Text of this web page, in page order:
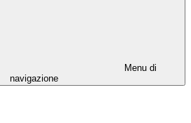
Menu di
navigazione